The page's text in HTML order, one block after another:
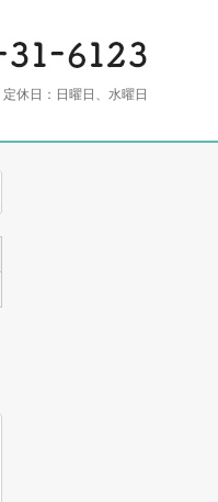
定休日： 日曜日、水曜日